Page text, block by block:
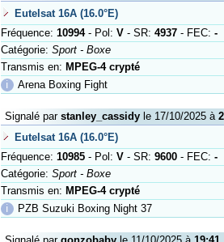
Eutelsat 16A (16.0°E)
Fréquence: 10994- Pol: V- SR: 4937- FEC: -
Catégorie: Sport - Boxe
Transmis en: MPEG-4 crypté
ℹ
Arena Boxing Fight
Signalé par stanley_cassidyle 17/10/2025 à
Eutelsat 16A (16.0°E)
Fréquence: 10985- Pol: V- SR: 9600- FEC: -
Catégorie: Sport - Boxe
Transmis en: MPEG-4 crypté
ℹ
PZB Suzuki Boxing Night 37